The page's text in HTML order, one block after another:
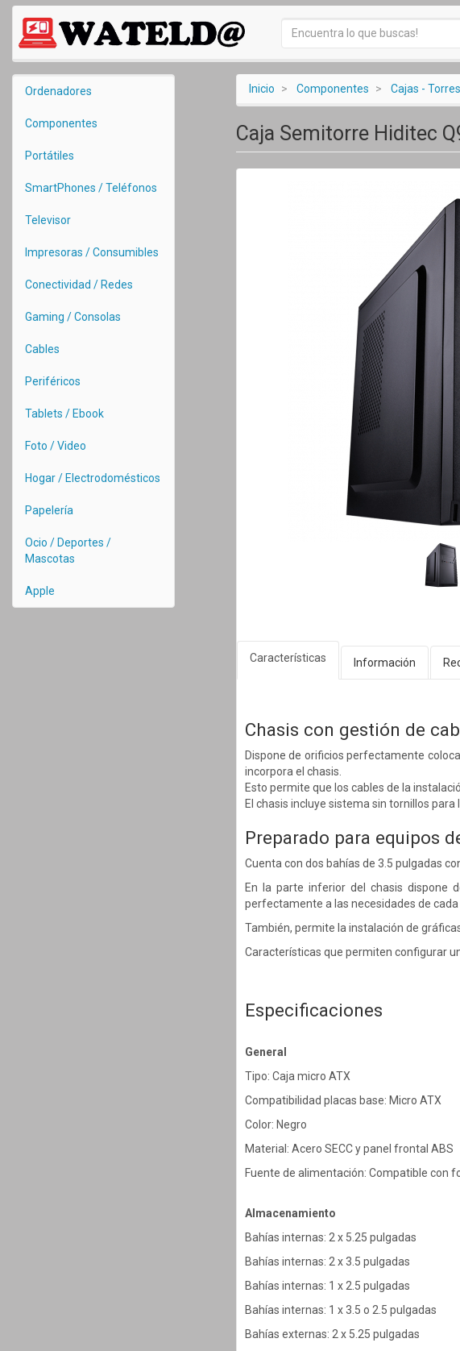
Ordenadores
Componentes
Portátiles
SmartPhones / Teléfonos
Televisor
Impresoras / Consumibles
Conectividad / Redes
Gaming / Consolas
Cables
Periféricos
Tablets / Ebook
Foto / Video
Hogar / Electrodomésticos
Papelería
Ocio / Deportes /
Mascotas
Apple
Inicio Componentes Cajas - Torres
Caja Semitorre Hiditec
Características Información
Chasis con gestión de
Dispone de orificios perfectamente
incorpora el chasis.
Esto permite que los cables de la
El chasis incluye sistema sin tornillos
Preparado para equipos
Cuenta con dos bahías de 3.5 pulgadas
En la parte inferior del chasis dispone
perfectamente a las necesidades de cada
También, permite la instalación de
Características que permiten configurar
Especificaciones
General
Tipo: Caja micro ATX
Compatibilidad placas base: Micro ATX
Color: Negro
Material: Acero SECC y panel frontal ABS
Fuente de alimentación: Compatible con
Almacenamiento
Bahías internas: 2 x 5.25 pulgadas
Bahías internas: 2 x 3.5 pulgadas
Bahías internas: 1 x 2.5 pulgadas
Bahías internas: 1 x 3.5 o 2.5 pulgadas
Bahías externas: 2 x 5.25 pulgadas